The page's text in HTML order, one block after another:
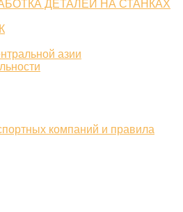
ДЕТАЛЕЙ НА СТАНКАХ
азии
компаний и правила